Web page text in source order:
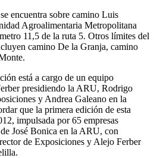
encuentra sobre camino Luis
Agroalimentaria Metropolitana
11,5 de la ruta 5. Otros límites del
camino De la Granja, camino
está a cargo de un equipo
presidiendo la ARU, Rodrigo
y Andrea Galeano en la
que la primera edición de esta
impulsada por 65 empresas
José Bonica en la ARU, con
de Exposiciones y Alejo Ferber